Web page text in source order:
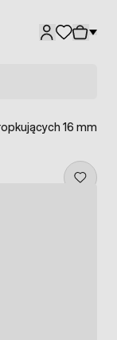
16 mm